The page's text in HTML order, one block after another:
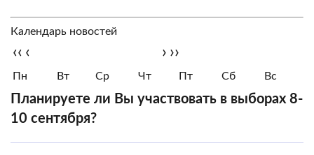
Календарь новостей
‹‹ ‹ › ››
Пн Вт Ср Чт Пт Сб Вс
Планируете ли Вы участвовать в выборах 8-
10 сентября?